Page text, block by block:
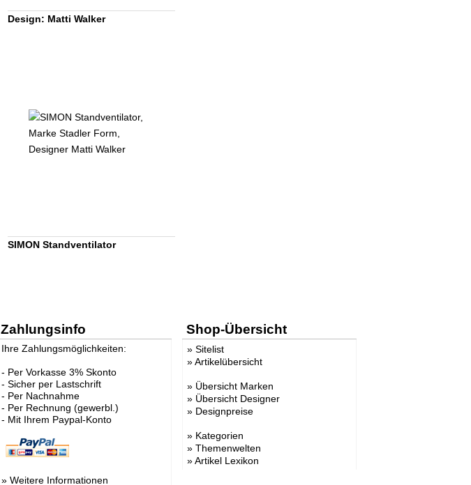
Design: Matti Walker
SIMON Standventilator
Zahlungsinfo
Ihre Zahlungsmöglichkeiten:
- Per Vorkasse 3% Skonto
- Sicher per Lastschrift
- Per Nachnahme
- Per Rechnung (gewerbl.)
- Mit Ihrem Paypal-Konto
»Weitere Informationen
Shop-Übersicht
» Sitelist
»Artikelübersicht
» Übersicht Marken
» Übersicht Designer
» Designpreise
» Kategorien
» Themenwelten
»Artikel Lexikon